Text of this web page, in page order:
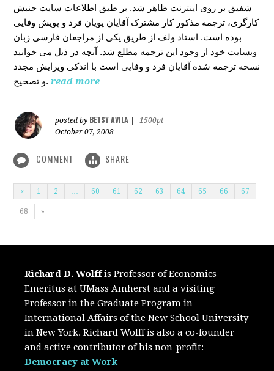
شفیق بر روی اینترنت ظاهر شد. بر طبق اطلاعات سایت جنبش
کارگری، ترجمه مذکور کار مشترک آقایان پویان فرد و پویش وفایی
بوده است. استاد ولف از طریق یکی از مراجعان فارسی زبان
وبسایت خود از وجود این ترجمه مطلع شد. آنچه در ذیل می خوانید
نسخه ترجمه شده آقایان فرد و وفایی است با اندکی ویرایش مجدد
و تصحیح. read more
posted by BETSY AVILA
1500pt
October 07, 2008
COMMENT SHARE
« 1 2 60 61 62 63 64 65 66 67
68 »
Richard D. Wolffis Professor of Economics
Emeritus at UMass Amherst and a visiting
Professor in the Graduate Program in
International Affairs of the New School University
in New York. Richard Wolff is also a co-founder
and active contributor of his non-profit:
Democracy at Work